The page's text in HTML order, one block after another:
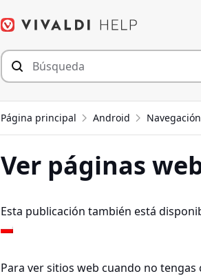
Página principal Android Navegación
Ver páginas
Esta publicación también está
Para ver sitios web cuando no